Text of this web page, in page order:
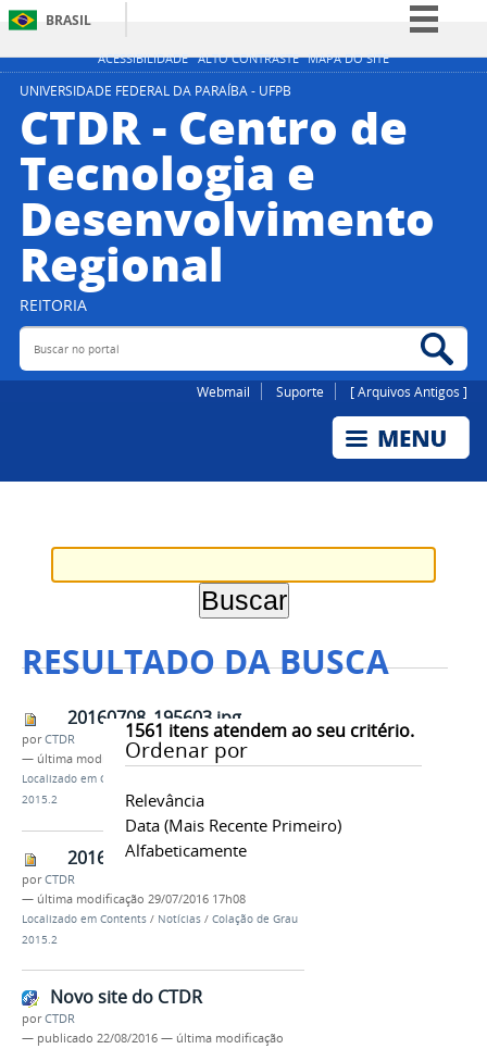
ACESSIBILIDADE ALTO CONTRASTE MAPA DO SITE
BRASIL
Simplifique!
Participe
Legislação
Canais
UNIVERSIDADE FEDERAL DA PARAÍBA - UFPB
CTDR - Centro de
Tecnologia e
Desenvolvimento
Regional
REITORIA
Buscar no portal
Webmail Suporte [ Arquivos Antigos ]
RESULTADO DA BUSCA
1561 itens atendem ao seu critério.
Ordenar por
Relevância
Data (mais Recente Primeiro)
Alfabeticamente
20160708_195603.jpg
porCTDR
— última modificação29/07/2016 17h08
Localizado em Contents
2015.2
20160708_203422.jpg
porCTDR
— última modificação 29/07/2016 17h08
Localizado em Contents / Notícias / Colação de Grau
2015.2
Novo site do CTDR
porCTDR
— publicado 22/08/2016 — última modificação